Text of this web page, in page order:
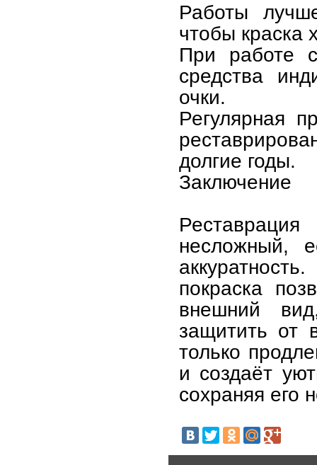
Работы
чтобы краска
При работе
средства
очки.
Регулярная
долгие годы.
Заключение
несложный,
покраска
внешний
защитить от
только
и создаёт
сохраняя его